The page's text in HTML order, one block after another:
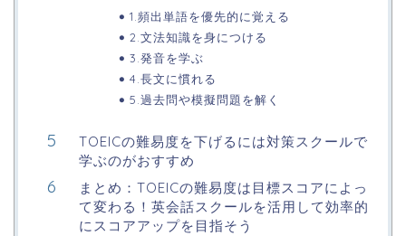
1.頻出単語を優先的に覚える
2.文法知識を身につける
3.発音を学ぶ
4.長文に慣れる
5.過去問や模擬問題を解く
TOEICの難易度を下げるには対策スクールで
学ぶのがおすすめ
まとめ：TOEICの難易度は目標スコアによっ
て変わる！英会話スクールを活用して効率的
にスコアアップを目指そう